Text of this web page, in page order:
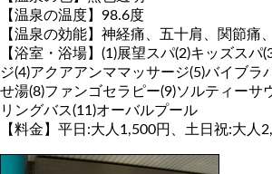
【温泉の温度】98.6度
【温泉の効能】神経痛、五十肩、関節痛
【浴室・浴場】(1)展望スパ(2)キッズスパ
ジ(4)アクアアンママッサージ(5)バイブラ
せ湯(8)ファンゴセラピー(9)ソルティーサ
リングバス(11)オーバルプール
【料金】平日:大人1,500円、土日祝:大人